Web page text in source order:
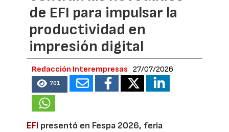
de EFI para impulsar la
productividad en
impresión digital
Redacción Interempresas 27/07/2026
701
EFI presentó en Fespa 2026, feria